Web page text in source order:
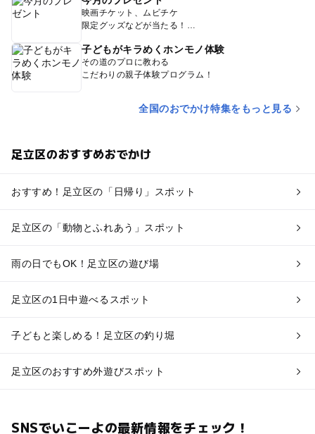
映画チケット、ムビチケ
限定グッズなどが当たる！
子どもがキラめくホンモノ体験
その道のプロに教わる
こだわりの親子体験プログラム！
全国のおでかけ特集をもっと見る
足立区のおすすめおでかけ
おすすめ！足立区の「日帰り」スポット
足立区の「動物とふれあう」スポット
雨の日でもOK！足立区の遊び場
足立区の1日中遊べるスポット
子どもと楽しめる！足立区の釣り堀
足立区のおすすめ外遊びスポット
SNSでいこーよの最新情報をチェック！